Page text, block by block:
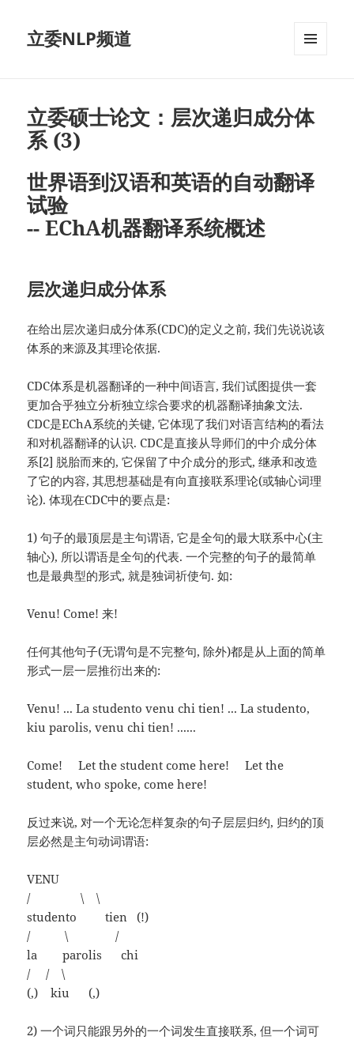
立委NLP频道
立委硕士论文：层次递归成分体
系 (3)
世界语到汉语和英语的自动翻译
试验
-- EChA机器翻译系统概述
层次递归成分体系
在给出层次递归成分体系(CDC)的定义之前, 我们先说说该
体系的来源及其理论依据.
CDC体系是机器翻译的一种中间语言, 我们试图提供一套
更加合乎独立分析独立综合要求的机器翻译抽象文法.
CDC是EChA系统的关键, 它体现了我们对语言结构的看法
和对机器翻译的认识. CDC是直接从导师们的中介成分体
系[2] 脱胎而来的, 它保留了中介成分的形式, 继承和改造
了它的内容, 其思想基础是有向直接联系理论(或轴心词理
论). 体现在CDC中的要点是:
1) 句子的最顶层是主句谓语, 它是全句的最大联系中心(主
轴心), 所以谓语是全句的代表. 一个完整的句子的最简单
也是最典型的形式, 就是独词祈使句. 如:
Venu! Come! 来!
任何其他句子(无谓句是不完整句, 除外)都是从上面的简单
形式一层一层推衍出来的:
Venu! ... La studento venu chi tien! ... La studento,
kiu parolis, venu chi tien! ......
Come! Let the student come here! Let the
student, who spoke, come here!
反过来说, 对一个无论怎样复杂的句子层层归约, 归约的顶
层必然是主句动词谓语:
VENU
/ \ \
studento tien (!)
/ \ /
la parolis chi
/ / \
(,) kiu (,)
2) 一个词只能跟另外的一个词发生直接联系, 但一个词可